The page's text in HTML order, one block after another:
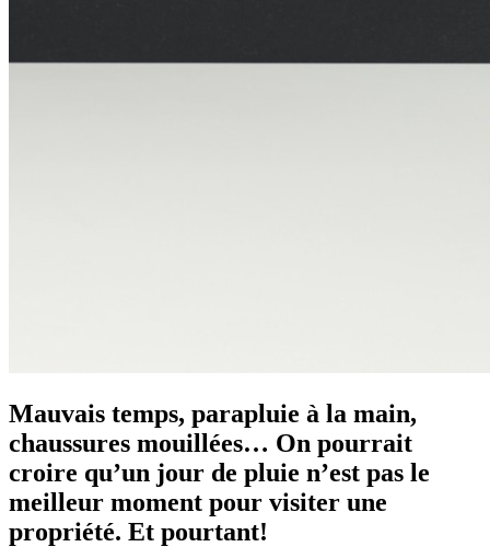
Mauvais temps, parapluie à la main,
chaussures mouillées… On pourrait
croire qu’un jour de pluie n’est pas le
meilleur moment pour visiter une
propriété. Et pourtant!